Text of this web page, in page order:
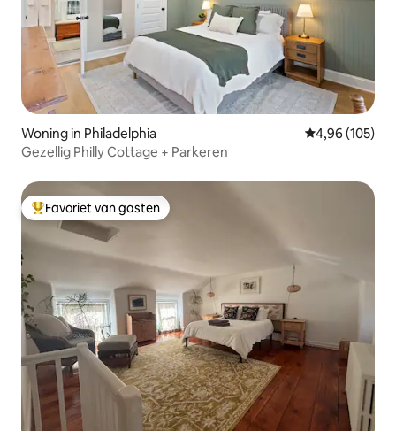
Woning in Philadelphia Gemiddelde
4,96 (105)
Gezellig Philly Cottage + Parkeren
Topfavoriet van gasten
Favoriet van gasten